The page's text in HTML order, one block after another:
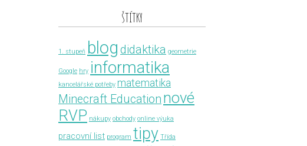
ŠTÍTKY
1. stupeň blog didaktika geometrie
Google hry informatika
kancelářské potřeby matematika
Minecraft Education nové
RVP nákupy obchody online výuka
pracovní list program tipy Třída